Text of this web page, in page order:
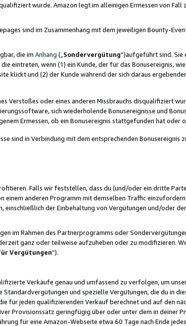
wurde. Amazon legt im alleinigen Ermessen von Fall
sind im Zusammenhang mit dem jeweiligen Bounty-
die im Anhang („ Sondervergütung“)aufgeführt sind. Sie
die eintreten, wenn (1) ein Kunde, der für das Bonusereignis,
klickt und (2) der Kunde während der sich daraus
Verstoßes oder eines anderen Missbrauchs disqualifiziert
sich wiederholende Bonusereignisse und
Ermessen, ob ein Bonusereignis stattgefunden hat oder
sind in Verbindung mit dem entsprechenden Bonusereignis
Falls wir feststellen, dass du (und/oder ein dritte
anderen Programm mit demselben Traffic
der Einbehaltung von Vergütungen und/oder
im Rahmen des Partnerprogramms oder
ganz oder teilweise aufzuheben oder zu modifizieren.
Vergütungen“).
Verkäufe genau und umfassend zu verfolgen, um
und spezielle Vergütungen, die du in
für jeden qualifizierenden Verkauf berechnet und auf den
Provisionssatz geringfügig über oder unter dem in deiner
für eine Amazon-Webseite etwa 60 Tage nach Ende